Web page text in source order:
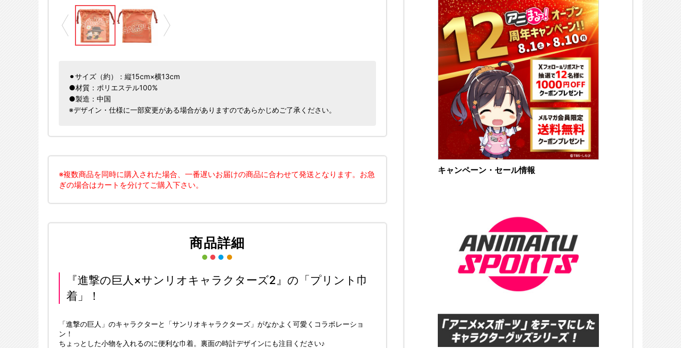
⚫︎サイズ（約）：縦15cm×横13cm
●材質：ポリエステル100%
●製造：中国
※デザイン・仕様に一部変更がある場合がありますのであらかじめご了承ください。
※複数商品を同時に購入された場合、一番遅いお届けの商品に合わせて発送となります。お急
ぎの場合はカートを分けてご購入下さい。
商品詳細
『進撃の巨人×サンリオキャラクターズ2』の「プリント巾
着」！
「進撃の巨人」のキャラクターと「サンリオキャラクターズ」がなかよく可愛くコラボレーショ
ン！
ちょっとした小物を入れるのに便利な巾着。裏面の時計デザインにも注目ください♪
キャンペーン・セール情報